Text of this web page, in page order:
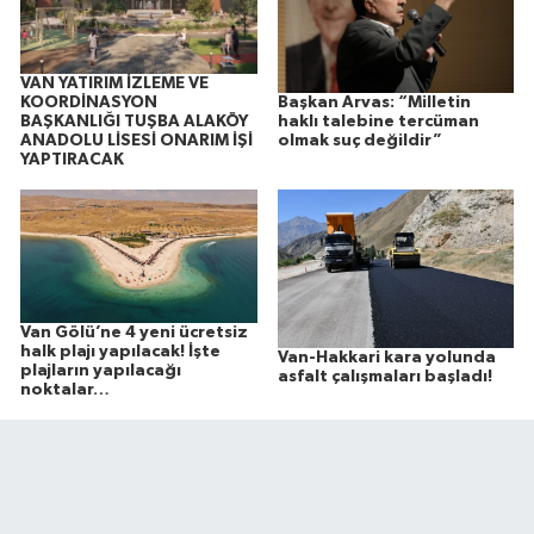
VAN YATIRIM İZLEME VE
KOORDİNASYON
BAŞKANLIĞI TUŞBA ALAKÖY
ANADOLU LİSESİ ONARIM İŞİ
YAPTIRACAK
Başkan Arvas: “Milletin
haklı talebine tercüman
olmak suç değildir”
Van Gölü’ne 4 yeni ücretsiz
halk plajı yapılacak! İşte
plajların yapılacağı
noktalar…
Van-Hakkari kara yolunda
asfalt çalışmaları başladı!